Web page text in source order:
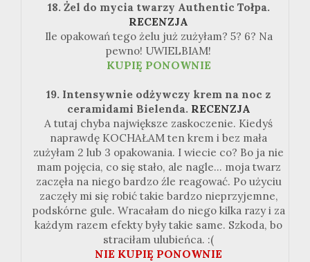
18. Żel do mycia twarzy Authentic Tołpa.
RECENZJA
Ile opakowań tego żelu już zużyłam? 5? 6? Na
pewno! UWIELBIAM!
KUPIĘ PONOWNIE
19. Intensywnie odżywczy krem na noc z
ceramidami Bielenda. RECENZJA
A tutaj chyba największe zaskoczenie. Kiedyś
naprawdę KOCHAŁAM ten krem i bez mała
zużyłam 2 lub 3 opakowania. I wiecie co? Bo ja nie
mam pojęcia, co się stało, ale nagle... moja twarz
zaczęła na niego bardzo źle reagować. Po użyciu
zaczęły mi się robić takie bardzo nieprzyjemne,
podskórne gule. Wracałam do niego kilka razy i za
każdym razem efekty były takie same. Szkoda, bo
straciłam ulubieńca. :(
NIE KUPIĘ PONOWNIE